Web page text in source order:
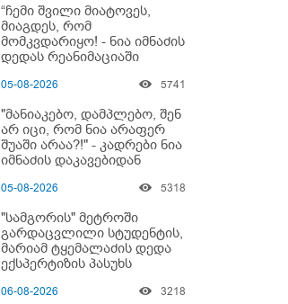
“ჩემი შვილი მიატოვეს,
მიაგდეს, რომ
მომკვდარიყო! - ნია იმნაძის
დედას რეანიმაციაში
შვილი არ უნახავს” - გიგა
კომენტარი
05-08-2026 5741
"მანიაკებო, დამპლებო, შენ
არ იცი, რომ ნია არაფერ
შუაში არაა?!" - კადრები ნია
იმნაძის დაკავებიდან
05-08-2026 5318
"სამგორის" მეტროში
გარდაცვლილი სტუდენტის,
მარიამ ტყემალაძის დედა
ექსპერტიზის პასუხს
გოგონას გარდაცვალების
06-08-2026 3218